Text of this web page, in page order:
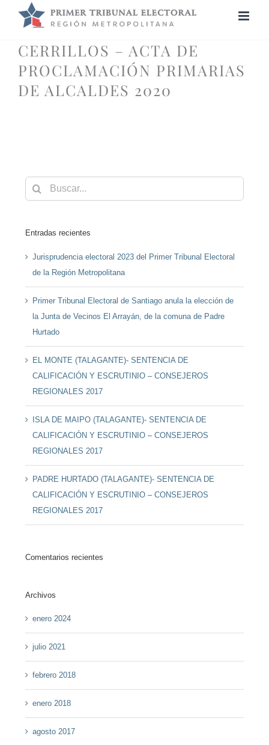
CERRILLOS – ACTA DE
PROCLAMACIÓN PRIMARIAS
DE ALCALDES 2020
Buscar:
Entradas recientes
Jurisprudencia electoral 2023 del Primer Tribunal Electoral
de la Región Metropolitana
Primer Tribunal Electoral de Santiago anula la elección de
la Junta de Vecinos El Arrayán, de la comuna de Padre
Hurtado
EL MONTE (TALAGANTE)- SENTENCIA DE
CALIFICACIÓN Y ESCRUTINIO – CONSEJEROS
REGIONALES 2017
ISLA DE MAIPO (TALAGANTE)- SENTENCIA DE
CALIFICACIÓN Y ESCRUTINIO – CONSEJEROS
REGIONALES 2017
PADRE HURTADO (TALAGANTE)- SENTENCIA DE
CALIFICACIÓN Y ESCRUTINIO – CONSEJEROS
REGIONALES 2017
Comentarios recientes
Archivos
enero 2024
julio 2021
febrero 2018
enero 2018
agosto 2017